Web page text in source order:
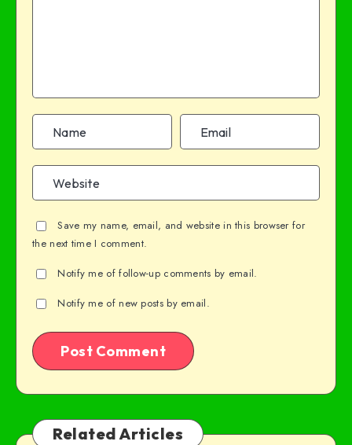
Save my name, email, and website in this browser for
the next time I comment.
Notify me of follow-up comments by email.
Notify me of new posts by email.
Related Articles